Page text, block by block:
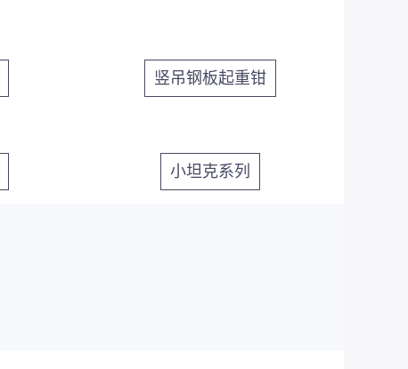
竖吊钢板起重钳
小坦克系列